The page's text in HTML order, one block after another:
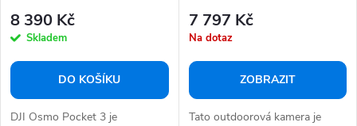
8 390 Kč
Skladem
DO KOŠÍKU
DJI Osmo Pocket 3 je
7 797 Kč
Na dotaz
ZOBRAZIT
Tato outdoorová kamera je